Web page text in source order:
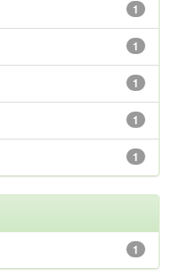
1
1
1
1
1
1